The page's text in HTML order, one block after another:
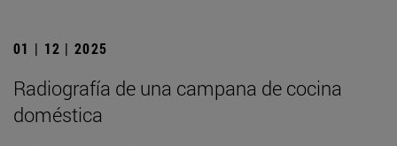
01 | 12 | 2025
Radiografía de una campana de cocina
doméstica